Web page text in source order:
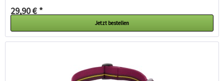
29,90 € *
Jetzt bestellen